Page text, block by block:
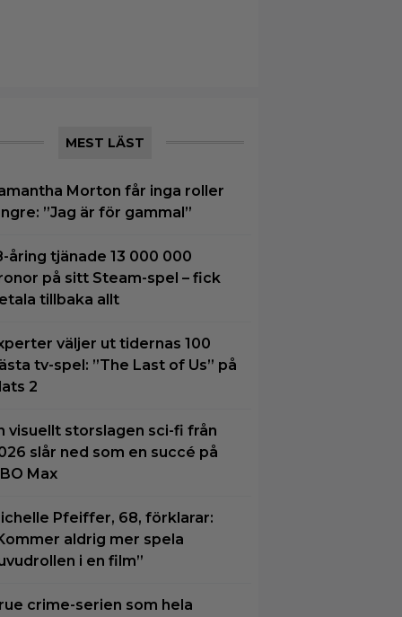
MEST LÄST
Morton får inga roller
”Jag är för gammal”
åring tjänade 13 000 000
på sitt Steam-spel – fick
tillbaka allt
väljer ut tidernas 100
tv-spel: ”The Last of Us” på
2
visuellt storslagen sci-fi från
slår ned som en succé på
Max
Pfeiffer, 68, förklarar:
aldrig mer spela
i en film”
crime-serien som hela